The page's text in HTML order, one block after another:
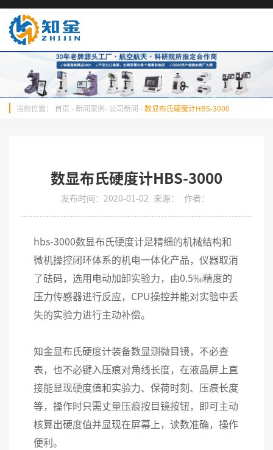
当前位置： 首页 - 新闻案例- 公司新闻 -数显布氏硬度计HBS-3000
数显布氏硬度计HBS-3000
发布时间：2020-01-02 来源： 作者：
hbs-3000数显布氏硬度计是精细的机械结构和
微机操控闭环体系的机电一体化产品，仪器取消
了砝码，选用电动加卸实验力，由0.5‰精度的
压力传感器进行反应，CPU操控并能对实验中丢
失的实验力进行主动补偿。
知金显布氏硬度计装备数显测微目镜，不必查
表，也不必键入压痕对角线长度，在液晶屏上直
接能显现硬度值和实验力、保荷时刻、压痕长度
等，操作时只需丈量压痕按目镜按钮，即可主动
核算出硬度值并显现在屏幕上，读数准确，操作
便利。